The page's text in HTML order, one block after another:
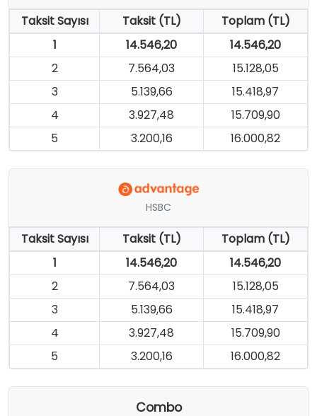
Taksit Sayısı Taksit (TL)
Toplam (TL)
1
14.546,20
14.546,20
2
7.564,03
15.128,05
3
5.139,66
15.418,97
4
3.927,48
15.709,90
5
3.200,16 16.000,82
HSBC
Taksit Sayısı Taksit (TL)
Toplam (TL)
1
14.546,20
14.546,20
2
7.564,03
15.128,05
3
5.139,66
15.418,97
4
3.927,48
15.709,90
5
3.200,16 16.000,82
Combo